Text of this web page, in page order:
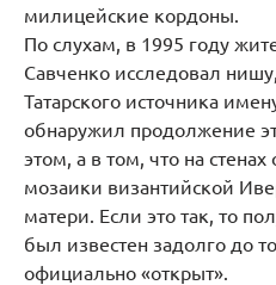
милицейские кордоны.
По слухам, в 1995 году
Савченко исследовал
Татарского источника
обнаружил продолжение
этом, а в том, что на
мозаики византийской
матери. Если это так, то
был известен задолго до
официально «открыт».